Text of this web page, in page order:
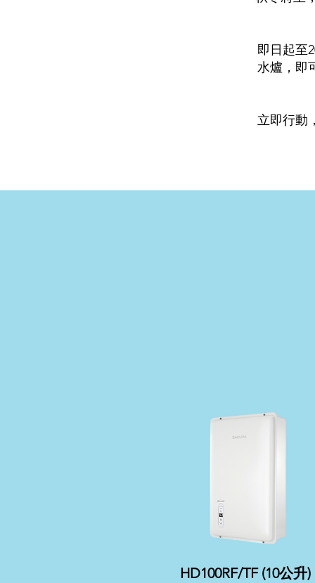
即日起至
水爐，即
立即行動
HD100RF/TF (10公升)